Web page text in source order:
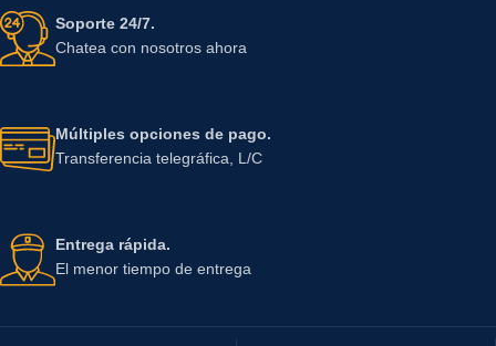
Soporte 24/7.
Chatea con nosotros ahora
Múltiples opciones de pago.
Transferencia telegráfica, L/C
Entrega rápida.
El menor tiempo de entrega